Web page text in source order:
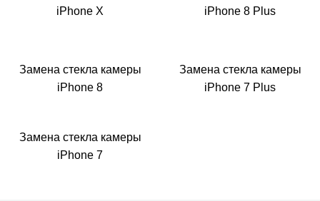
iPhone X
iPhone 8 Plus
Замена стекла камеры
iPhone 8
Замена стекла камеры
iPhone 7 Plus
Замена стекла камеры
iPhone 7